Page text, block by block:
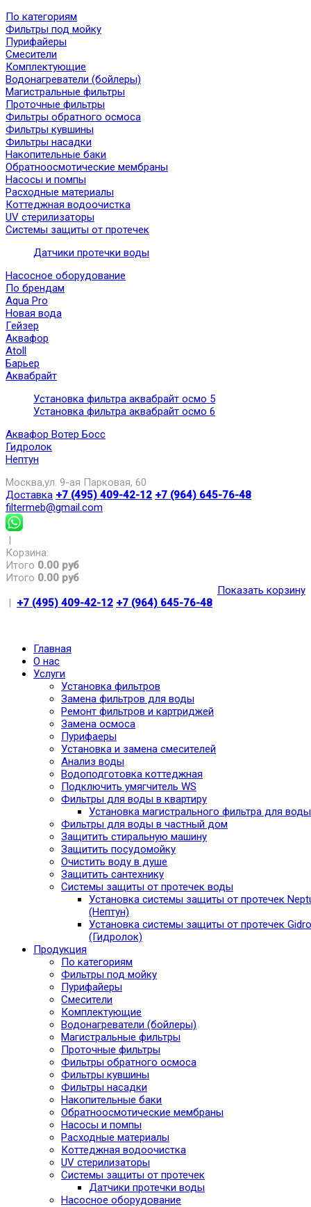
По категориям
Фильтры под мойку
Пурифайеры
Смесители
Комплектующие
Водонагреватели (бойлеры)
Магистральные фильтры
Проточные фильтры
Фильтры обратного осмоса
Фильтры кувшины
Фильтры насадки
Накопительные баки
Обратноосмотические мембраны
Насосы и помпы
Расходные материалы
Коттеджная водоочистка
UV стерилизаторы
Системы защиты от протечек
Датчики протечки воды
Насосное оборудование
По брендам
Aqua Pro
Новая вода
Гейзер
Аквафор
Atoll
Барьер
Аквабрайт
Установка фильтра аквабрайт осмо 5
Установка фильтра аквабрайт осмо 6
Аквафор Вотер Босс
Гидролок
Нептун
Москва,ул. 9-ая Парковая, 60
Доставка +7 (495) 409-42-12 +7 (964) 645-76-48
filtermeb@gmail.com
|
Корзина:
Итого 0.00 руб
Итого 0.00 руб
Показать корзину
| +7 (495) 409-42-12 +7 (964) 645-76-48
Главная
О нас
Услуги
Установка фильтров
Замена фильтров для воды
Ремонт фильтров и картриджей
Замена осмоса
Пурифаеры
Установка и замена смесителей
Анализ воды
Водоподготовка коттеджная
Подключить умягчитель WS
Фильтры для воды в квартиру
Установка магистрального фильтра для воды
Фильтры для воды в частный дом
Защитить стиральную машину
Защитить посудомойку
Очистить воду в душе
Защитить сантехнику
Системы защиты от протечек воды
Установка системы защиты от протечек
(Нептун)
Установка системы защиты от протечек
(Гидролок)
Продукция
По категориям
Фильтры под мойку
Пурифайеры
Смесители
Комплектующие
Водонагреватели (бойлеры)
Магистральные фильтры
Проточные фильтры
Фильтры обратного осмоса
Фильтры кувшины
Фильтры насадки
Накопительные баки
Обратноосмотические мембраны
Насосы и помпы
Расходные материалы
Коттеджная водоочистка
UV стерилизаторы
Системы защиты от протечек
Датчики протечки воды
Насосное оборудование